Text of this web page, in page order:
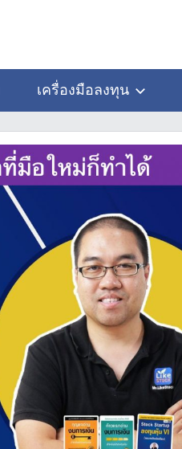
เครื่องมือลงทุน